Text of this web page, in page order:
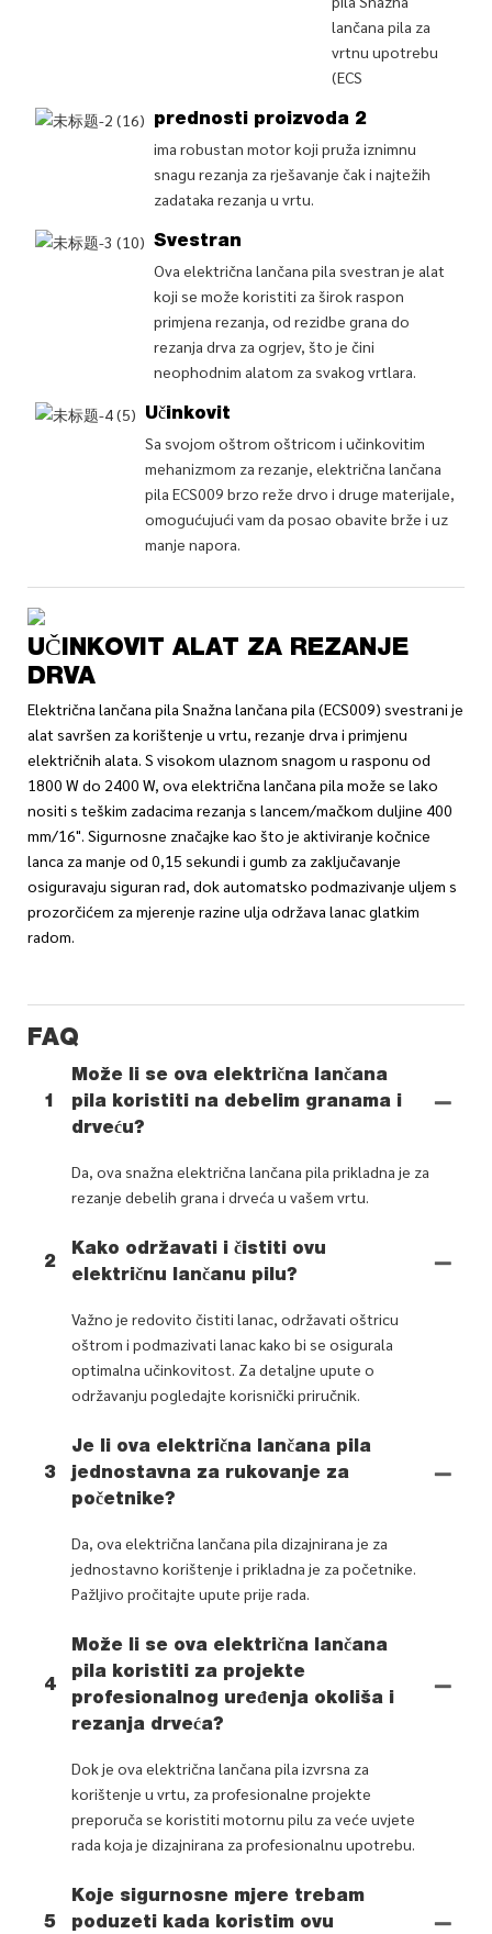
lančana pila za
vrtnu upotrebu
(ECS
prednosti proizvoda 2
ima robustan motor koji pruža iznimnu
snagu rezanja za rješavanje čak i najtežih
zadataka rezanja u vrtu.
Svestran
Ova električna lančana pila svestran je alat
koji se može koristiti za širok raspon
primjena rezanja, od rezidbe grana do
rezanja drva za ogrjev, što je čini
neophodnim alatom za svakog vrtlara.
Učinkovit
Sa svojom oštrom oštricom i učinkovitim
mehanizmom za rezanje, električna lančana
pila ECS009 brzo reže drvo i druge materijale,
omogućujući vam da posao obavite brže i uz
manje napora.
UČINKOVIT ALAT ZA REZANJE
DRVA
Električna lančana pila Snažna lančana pila (ECS009) svestrani je
alat savršen za korištenje u vrtu, rezanje drva i primjenu
električnih alata. S visokom ulaznom snagom u rasponu od
1800 W do 2400 W, ova električna lančana pila može se lako
nositi s teškim zadacima rezanja s lancem/mačkom duljine 400
mm/16". Sigurnosne značajke kao što je aktiviranje kočnice
lanca za manje od 0,15 sekundi i gumb za zaključavanje
osiguravaju siguran rad, dok automatsko podmazivanje uljem s
prozorčićem za mjerenje razine ulja održava lanac glatkim
radom.
FAQ
1
Može li se ova električna lančana
pila koristiti na debelim granama i
drveću?
Da, ova snažna električna lančana pila prikladna je za
rezanje debelih grana i drveća u vašem vrtu.
2
Kako održavati i čistiti ovu
električnu lančanu pilu?
Važno je redovito čistiti lanac, održavati oštricu
oštrom i podmazivati ​​lanac kako bi se osigurala
optimalna učinkovitost. Za detaljne upute o
održavanju pogledajte korisnički priručnik.
3
Je li ova električna lančana pila
jednostavna za rukovanje za
početnike?
Da, ova električna lančana pila dizajnirana je za
jednostavno korištenje i prikladna je za početnike.
Pažljivo pročitajte upute prije rada.
4
Može li se ova električna lančana
pila koristiti za projekte
profesionalnog uređenja okoliša i
rezanja drveća?
Dok je ova električna lančana pila izvrsna za
korištenje u vrtu, za profesionalne projekte
preporuča se koristiti motornu pilu za veće uvjete
rada koja je dizajnirana za profesionalnu upotrebu.
5
Koje sigurnosne mjere trebam
poduzeti kada koristim ovu